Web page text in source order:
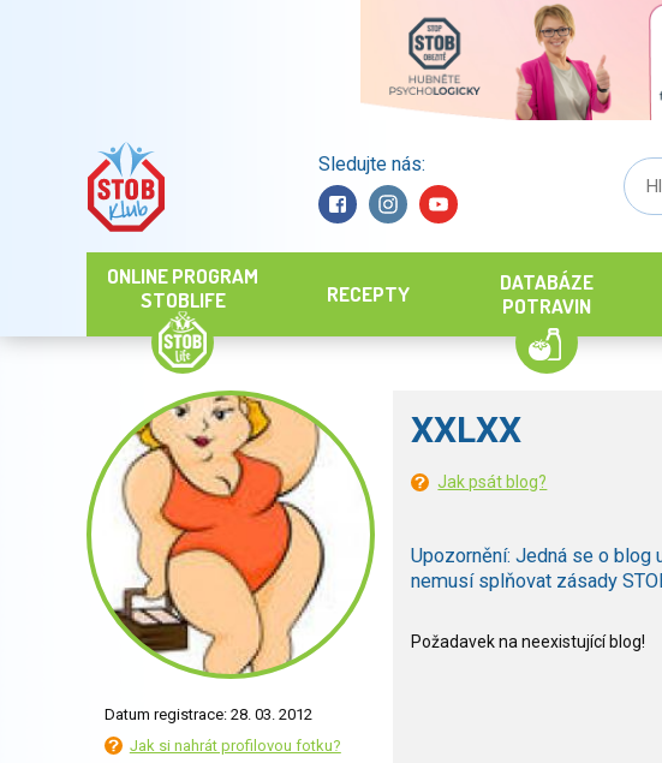
Sledujte nás:
ONLINE PROGRAM
STOBLIFE
RECEPTY
DATABÁZE
POTRAVIN
Datum registrace: 28. 03. 2012
Jak si nahrát profilovou fotku?
XXLXX
Jak psát blog?
Upozornění: Jedná se o blog
nemusí splňovat zásady
Požadavek na neexistující blog!